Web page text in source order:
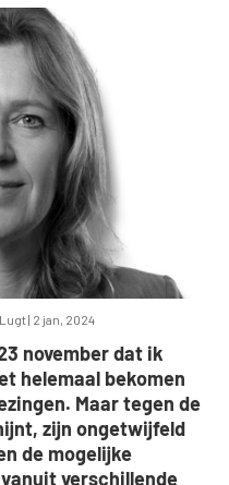
| 2 jan, 2024
november dat ik
helemaal bekomen
Maar tegen de
zijn ongetwijfeld
de mogelijke
verschillende